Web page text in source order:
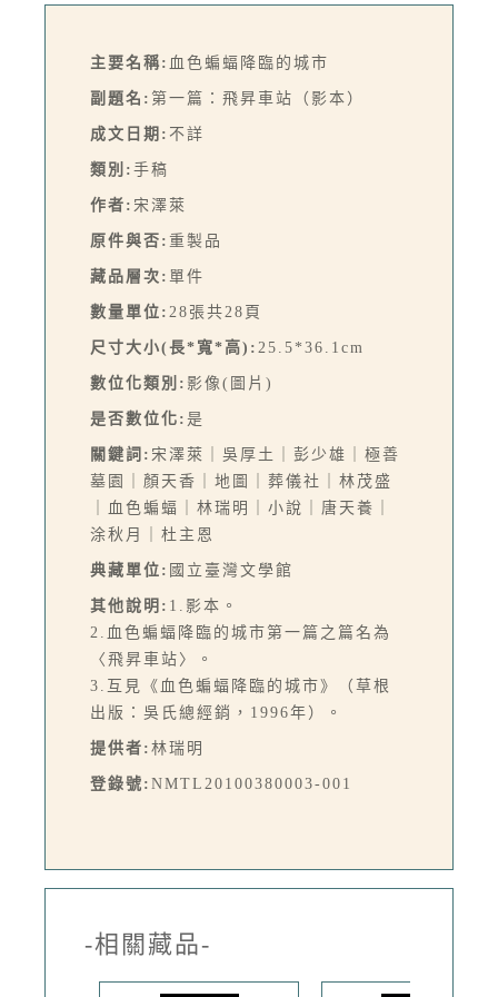
主要名稱: 血色蝙蝠降臨的城市
副題名: 第一篇：飛昇車站（影本）
成文日期: 不詳
類別: 手稿
作者: 宋澤萊
原件與否: 重製品
藏品層次: 單件
數量單位: 28張共28頁
尺寸大小(長*寬*高): 25.5*36.1cm
數位化類別: 影像(圖片)
是否數位化: 是
關鍵詞: 宋澤萊｜吳厚土｜彭少雄｜極善
墓園｜顏天香｜地圖｜葬儀社｜林茂盛
｜血色蝙蝠｜林瑞明｜小說｜唐天養｜
涂秋月｜杜主恩
典藏單位: 國立臺灣文學館
其他說明: 1.影本。
2.血色蝙蝠降臨的城市第一篇之篇名為
〈飛昇車站〉。
3.互見《血色蝙蝠降臨的城市》（草根
出版：吳氏總經銷，1996年）。
提供者: 林瑞明
登錄號: NMTL20100380003-001
-相關藏品-